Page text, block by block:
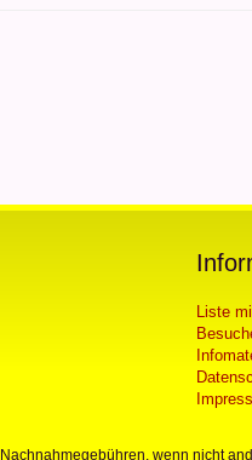
Liste
wenn nicht